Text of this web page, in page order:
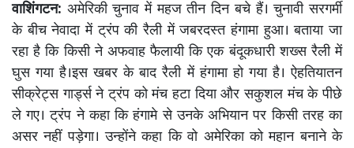
वाशिंगटन: अमेरिकी चुनाव में महज तीन दिन बचे हैं। चुनावी सरगर्मी
के बीच नेवादा में ट्रंप की रैली में जबरदस्त हंगामा हुआ। बताया जा
रहा है कि किसी ने अफवाह फैलायी कि एक बंदूकधारी शख्स रैली में
घुस गया है।इस खबर के बाद रैली में हंगामा हो गया है। ऐहतियातन
सीक्रेट्स गार्ड्स ने ट्रंप को मंच हटा दिया और सकुशल मंच के पीछे
ले गए। ट्रंप ने कहा कि हंगामे से उनके अभियान पर किसी तरह का
असर नहीं पड़ेगा। उन्होंने कहा कि वो अमेरिका को महान बनाने के